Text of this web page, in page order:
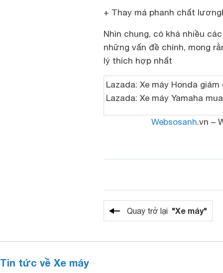
+ Thay má phanh chất
Nhìn chung, có khá nhiều
những vấn đề chính, mong
lý thích hợp nhất
Lazada: Xe máy Honda giảm
Lazada: Xe máy Yamaha
Websosanh.vn –
Quay trở lại "Xe máy"
Tin tức về Xe máy